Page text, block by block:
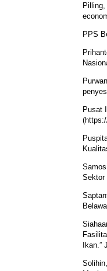
Pilling,
PPS
Pusat
Sektor
Ikan.”